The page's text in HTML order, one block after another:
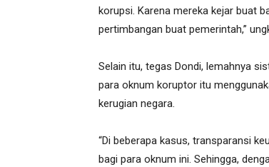
korupsi. Karena mereka kejar buat
pertimbangan buat pemerintah,”
Selain itu, tegas Dondi, lemahnya
para oknum koruptor itu
kerugian negara.
“Di beberapa kasus, transparansi
bagi para oknum ini. Sehingga,